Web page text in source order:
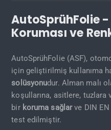
AutoSprühFolie
Koruması ve
AutoSprühFolie (ASF),
için geliştirilmiş kullanıma
solüsyonudur. Alman malı
koşullarına, asitlere, tuzlara
bir koruma sağlarve DIN EN
test edilmiştir.